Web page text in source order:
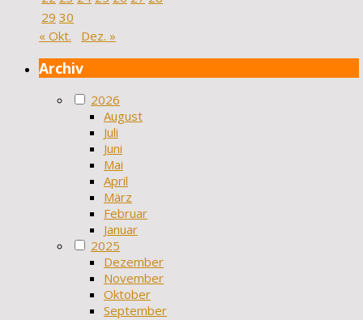
29 30
« Okt.
Dez. »
Archiv
2026
August
Juli
Juni
Mai
April
März
Februar
Januar
2025
Dezember
November
Oktober
September